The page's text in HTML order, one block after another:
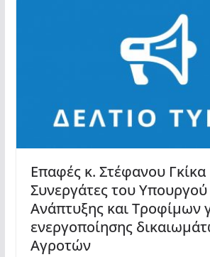
Επαφές κ. Στέφανου Γκίκα
Συνεργάτες του Υπουργού
Ανάπτυξης και Τροφίμων
ενεργοποίησης
Αγροτών